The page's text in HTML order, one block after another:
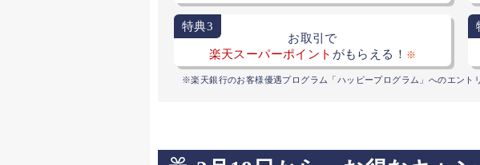
特典3
お取引で
楽天スーパーポイント がもらえる！ ※
楽天銀行のお客様優遇プログラム「ハッピープログラム」へのエント